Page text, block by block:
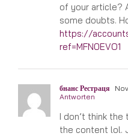
of your article?
some doubts.
https://
ref=MFN0EVO1
бнанс Рестраця
Antworten
I don’t think
the content lol.